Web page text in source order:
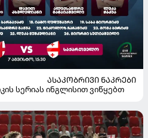
ᲐᲡᲐᲙᲝᲑᲠᲘᲕᲘ ᲜᲐᲙᲠᲔᲑᲘ
სერიას ინგლისით ვიწყებთ